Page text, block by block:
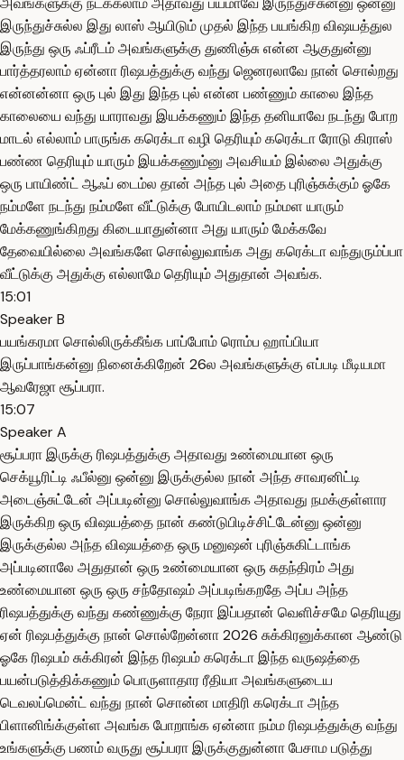
இருந்துச்சுல்ல இது லாஸ் ஆயிடும் முதல் இந்த பயங்கிற விஷயத்துல
இருந்து ஒரு ஃப்ரீடம் அவங்களுக்கு துணிஞ்சு என்ன ஆகுதுன்னு
பார்த்தரலாம் ஏன்னா ரிஷபத்துக்கு வந்து ஜெனரலாவே நான் சொல்றது
என்னன்னா ஒரு புல் இது இந்த புல் என்ன பண்ணும் காலை இந்த
காலையை வந்து யாராவது இயக்கணும் இந்த தனியாவே நடந்து போற
மாடல் எல்லாம் பாருங்க கரெக்டா வழி தெரியும் கரெக்டா ரோடு கிராஸ்
பண்ண தெரியும் யாரும் இயக்கணும்னு அவசியம் இல்லை அதுக்கு
ஒரு பாயிண்ட் ஆஃப் டைம்ல தான் அந்த புல் அதை புரிஞ்சுக்கும் ஓகே
நம்மளே நடந்து நம்மளே வீட்டுக்கு போயிடலாம் நம்மள யாரும்
மேக்கணுங்கிறது கிடையாதுன்னா அது யாரும் மேக்கவே
தேவையில்லை அவங்களே சொல்லுவாங்க அது கரெக்டா வந்துரும்ப்பா
வீட்டுக்கு அதுக்கு எல்லாமே தெரியும் அதுதான் அவங்க.
15:01
Speaker B
பயங்கரமா சொல்லிருக்கீங்க பாப்போம் ரொம்ப ஹாப்பியா
இருப்பாங்கன்னு நினைக்கிறேன் 26ல அவங்களுக்கு எப்படி மீடியமா
ஆவரேஜா சூப்பரா.
15:07
Speaker A
சூப்பரா இருக்கு ரிஷபத்துக்கு அதாவது உண்மையான ஒரு
செக்யூரிட்டி ஃபீல்னு ஒன்னு இருக்குல்ல நான் அந்த சாவரனிட்டி
அடைஞ்சுட்டேன் அப்படின்னு சொல்லுவாங்க அதாவது நமக்குள்ளார
இருக்கிற ஒரு விஷயத்தை நான் கண்டுபிடிச்சிட்டேன்னு ஒன்னு
இருக்குல்ல அந்த விஷயத்தை ஒரு மனுஷன் புரிஞ்சுகிட்டாங்க
அப்படினாலே அதுதான் ஒரு உண்மையான ஒரு சுதந்திரம் அது
உண்மையான ஒரு ஒரு சந்தோஷம் அப்படிங்கறதே அப்ப அந்த
ரிஷபத்துக்கு வந்து கண்ணுக்கு நேரா இப்பதான் வெளிச்சமே தெரியுது
ஏன் ரிஷபத்துக்கு நான் சொல்றேன்னா 2026 சுக்கிரனுக்கான ஆண்டு
ஓகே ரிஷபம் சுக்கிரன் இந்த ரிஷபம் கரெக்டா இந்த வருஷத்தை
பயன்படுத்திக்கணும் பொருளாதார ரீதியா அவங்களுடைய
டெவலப்மென்ட் வந்து நான் சொன்ன மாதிரி கரெக்டா அந்த
பிளானிங்க்குள்ள அவங்க போறாங்க ஏன்னா நம்ம ரிஷபத்துக்கு வந்து
உங்களுக்கு பணம் வருது சூப்பரா இருக்குதுன்னா பேசாம படுத்து